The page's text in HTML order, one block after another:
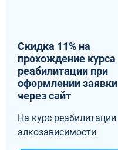
Скидка 11% на
прохождение курса
реабилитации при
оформлении заявки
через сайт
На курс реабилитации
алкозависимости